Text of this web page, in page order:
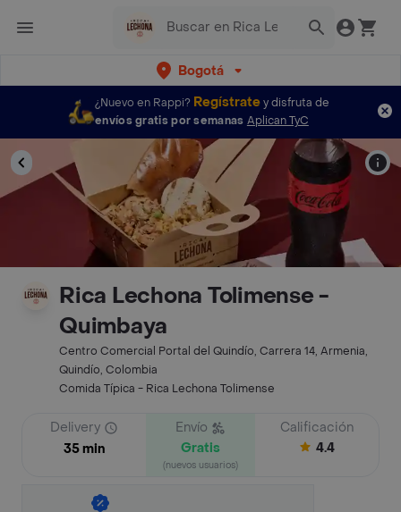
Bogotá
¿Nuevo en Rappi? Regístratey disfruta de
envíos gratis por semanas Aplican TyC
Rica Lechona Tolimense -
Quimbaya
Centro Comercial Portal del Quindío, Carrera 14, Armenia,
Quindío, Colombia
Comida Típica - Rica Lechona Tolimense
Delivery
35 min
Envío
Gratis
(nuevos usuarios)
Calificación
4.4